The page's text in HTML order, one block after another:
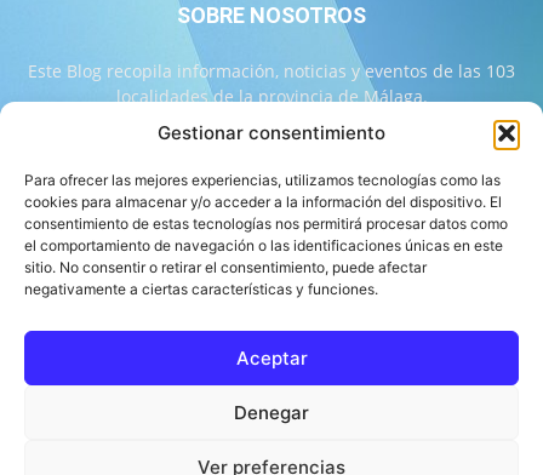
Gestionar consentimiento
Para ofrecer las mejores experiencias, utilizamos tecnologías como las
cookies para almacenar y/o acceder a la información del dispositivo. El
consentimiento de estas tecnologías nos permitirá procesar datos como
el comportamiento de navegación o las identificaciones únicas en este
sitio. No consentir o retirar el consentimiento, puede afectar
negativamente a ciertas características y funciones.
Aceptar
Denegar
Ver preferencias
SOBRE NOSOTROS
Este Blog recopila información, noticias y eventos de las 103
localidades de la provincia de Málaga.
Contáctanos:info@103malaga.com
SÍGUENOS
Equipo de 103 Málaga
Aviso Legal